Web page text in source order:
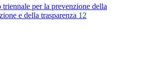
triennale per la prevenzione della
e della trasparenza 12